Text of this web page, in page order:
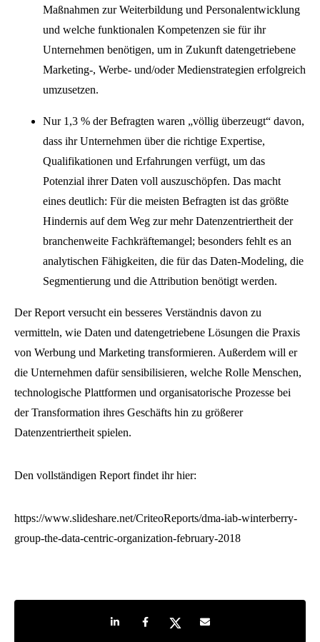
Maßnahmen zur Weiterbildung und Personalentwicklung
und welche funktionalen Kompetenzen sie für ihr
Unternehmen benötigen, um in Zukunft datengetriebene
Marketing-, Werbe- und/oder Medienstrategien erfolgreich
umzusetzen.
Nur 1,3 % der Befragten waren „völlig überzeugt“ davon,
dass ihr Unternehmen über die richtige Expertise,
Qualifikationen und Erfahrungen verfügt, um das
Potenzial ihrer Daten voll auszuschöpfen. Das macht
eines deutlich: Für die meisten Befragten ist das größte
Hindernis auf dem Weg zur mehr Datenzentriertheit der
branchenweite Fachkräftemangel; besonders fehlt es an
analytischen Fähigkeiten, die für das Daten-Modeling, die
Segmentierung und die Attribution benötigt werden.
Der Report versucht ein besseres Verständnis davon zu
vermitteln, wie Daten und datengetriebene Lösungen die Praxis
von Werbung und Marketing transformieren. Außerdem will er
die Unternehmen dafür sensibilisieren, welche Rolle Menschen,
technologische Plattformen und organisatorische Prozesse bei
der Transformation ihres Geschäfts hin zu größerer
Datenzentriertheit spielen.
Den vollständigen Report findet ihr hier:
https://www.slideshare.net/CriteoReports/dma-iab-winterberry-
group-the-data-centric-organization-february-2018
Share on LinkedIn
Share on Facebook
Share on TwitterShare by e-mail